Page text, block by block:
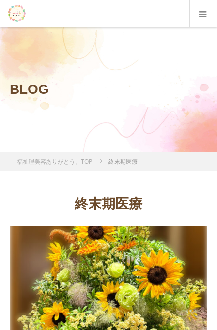
BLOG
福祉理美容ありがとう。TOP 終末期医療
終末期医療